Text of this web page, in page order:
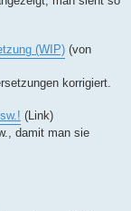
(WIP) (von
korrigiert.
(Link)
damit man sie